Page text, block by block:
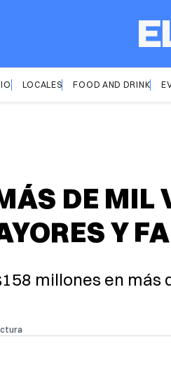
LOCALES FOOD AND DRINK
DE
Y
millones en más